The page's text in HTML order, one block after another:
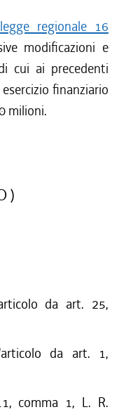
legge regionale 16
modificazioni e
cui ai precedenti
finanziario
milioni.
)
da art. 25,
da art. 1,
comma 1, L. R.